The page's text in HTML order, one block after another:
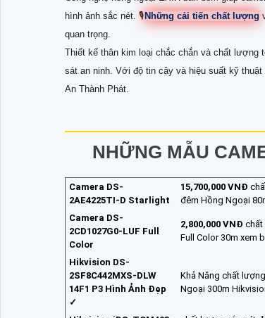
hình ảnh sắc nét. 🎙 Những cải tiến chất lượng
quan trọng.
Thiết kế thân kim loại chắc chắn và chất lượng
sát an ninh. Với độ tin cậy và hiệu suất kỹ thuật
An Thành Phát.
NHỮNG MẪU
Camera DS-
2AE4225TI-D Starlight
15,700,000 VNĐ
đêm Hồng Ngoại
Camera DS-
2CD1027G0-LUF Full
Color
2,800,000 VNĐ chất
Full Color 30m xem
Hikvision DS-
2SF8C442MXS-DLW
14F1 P3 Hình Ảnh Đẹp
✓
Khả Năng chất
Ngoại 300m